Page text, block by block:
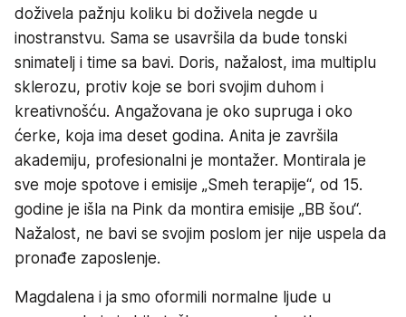
doživela pažnju koliku bi doživela negde u
inostranstvu. Sama se usavršila da bude tonski
snimatelj i time sa bavi. Doris, nažalost, ima multiplu
sklerozu, protiv koje se bori svojim duhom i
kreativnošću. Angažovana je oko supruga i oko
ćerke, koja ima deset godina. Anita je završila
akademiju, profesionalni je montažer. Montirala je
sve moje spotove i emisije „Smeh terapije“, od 15.
godine je išla na Pink da montira emisije „BB šou“.
Nažalost, ne bavi se svojim poslom jer nije uspela da
pronađe zaposlenje.
Magdalena i ja smo oformili normalne ljude u